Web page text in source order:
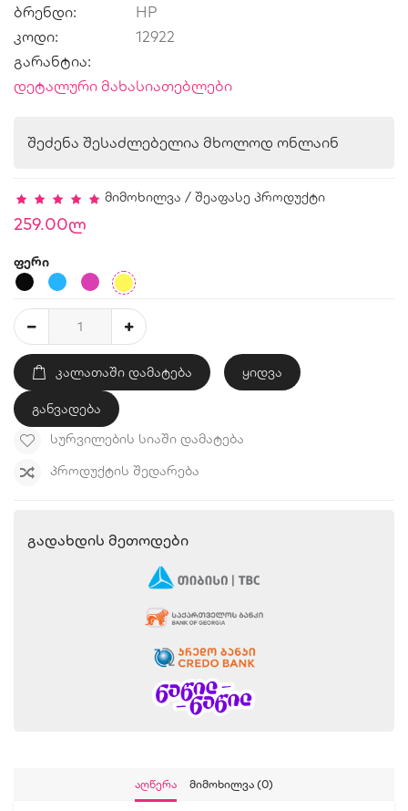
ბრენდი:
HP
კოდი:
12922
გარანტია:
დეტალური მახასიათებლები
შეძენა შესაძლებელია მხოლოდ ონლაინ
მიმოხილვა / შეაფასე პროდუქტი
259.00ლ
ფერი
ᲙᲐᲚᲐᲗᲐᲨᲘ ᲓᲐᲛᲐᲢᲔᲑᲐ ყიდვა
განვადება
ᲡᲣᲠᲕᲘᲚᲔᲑᲘᲡ ᲡᲘᲐᲨᲘ ᲓᲐᲛᲐᲢᲔᲑᲐ
ᲞᲠᲝᲓᲣᲥᲢᲘᲡ ᲨᲔᲓᲐᲠᲔᲑᲐ
Გადახდის Მეთოდები
Აღწერა Მიმოხილვა (0)